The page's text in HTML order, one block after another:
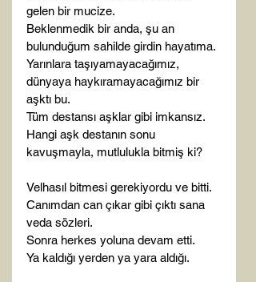
gelen bir mucize.
Beklenmedik bir anda, şu an
bulunduğum sahilde girdin hayatıma.
Yarınlara taşıyamayacağımız,
dünyaya haykıramayacağımız bir
aşktı bu.
Tüm destansı aşklar gibi imkansız.
Hangi aşk destanın sonu
kavuşmayla, mutlulukla bitmiş ki?
Velhasıl bitmesi gerekiyordu ve bitti.
Canımdan can çıkar gibi çıktı sana
veda sözleri.
Sonra herkes yoluna devam etti.
Ya kaldığı yerden ya yara aldığı.